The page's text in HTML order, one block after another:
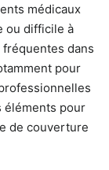
médicaux
ou difficile à
dans
pour
éléments pour
de couverture